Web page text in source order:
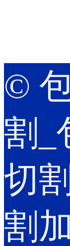
©
割_
切
割